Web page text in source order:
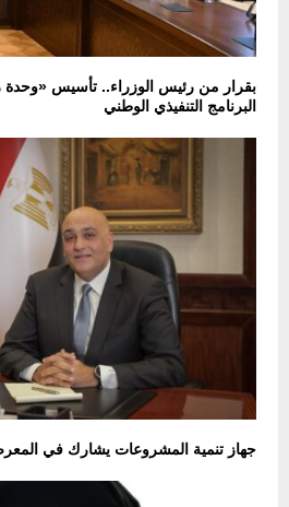
بقرار من رئيس الوزراء.. تأسيس «وحدة
البرنامج التنفيذي الوطني
جهاز تنمية المشروعات يشارك في المعرض